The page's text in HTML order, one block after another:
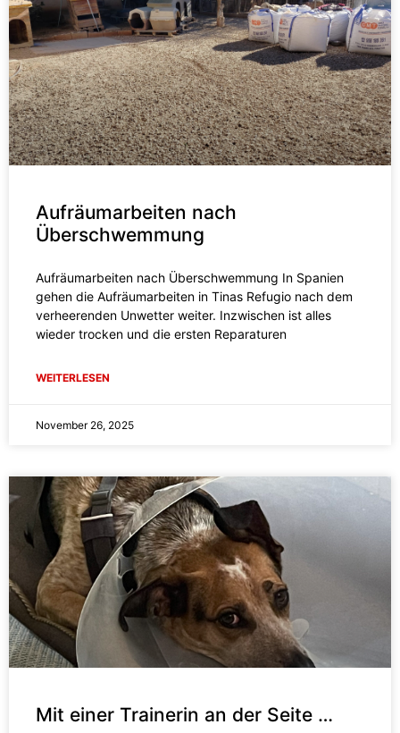
Aufräumarbeiten nach
Überschwemmung
Aufräumarbeiten nach Überschwemmung In Spanien
gehen die Aufräumarbeiten in Tinas Refugio nach dem
verheerenden Unwetter weiter. Inzwischen ist alles
wieder trocken und die ersten Reparaturen
WEITERLESEN
November 26, 2025
Mit einer Trainerin an der Seite …